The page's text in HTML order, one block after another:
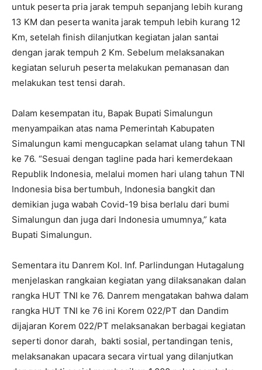
untuk peserta pria jarak tempuh sepanjang lebih kurang
13 KM dan peserta wanita jarak tempuh lebih kurang 12
Km, setelah finish dilanjutkan kegiatan jalan santai
dengan jarak tempuh 2 Km. Sebelum melaksanakan
kegiatan seluruh peserta melakukan pemanasan dan
melakukan test tensi darah.
Dalam kesempatan itu, Bapak Bupati Simalungun
menyampaikan atas nama Pemerintah Kabupaten
Simalungun kami mengucapkan selamat ulang tahun TNI
ke 76. “Sesuai dengan tagline pada hari kemerdekaan
Republik Indonesia, melalui momen hari ulang tahun TNI
Indonesia bisa bertumbuh, Indonesia bangkit dan
demikian juga wabah Covid-19 bisa berlalu dari bumi
Simalungun dan juga dari Indonesia umumnya,” kata
Bupati Simalungun.
Sementara itu Danrem Kol. Inf. Parlindungan Hutagalung
menjelaskan rangkaian kegiatan yang dilaksanakan dalan
rangka HUT TNI ke 76. Danrem mengatakan bahwa dalam
rangka HUT TNI ke 76 ini Korem 022/PT dan Dandim
dijajaran Korem 022/PT melaksanakan berbagai kegiatan
seperti donor darah, bakti sosial, pertandingan tenis,
melaksanakan upacara secara virtual yang dilanjutkan